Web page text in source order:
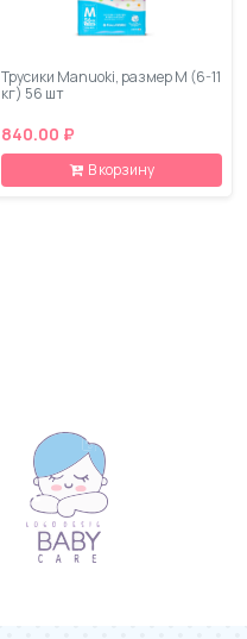
Трусики Manuoki, размер М (6-11
кг) 56 шт
840.00 ₽
В корзину